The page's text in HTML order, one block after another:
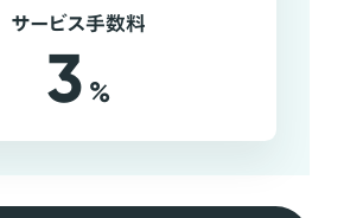
サービス手数料
3 %